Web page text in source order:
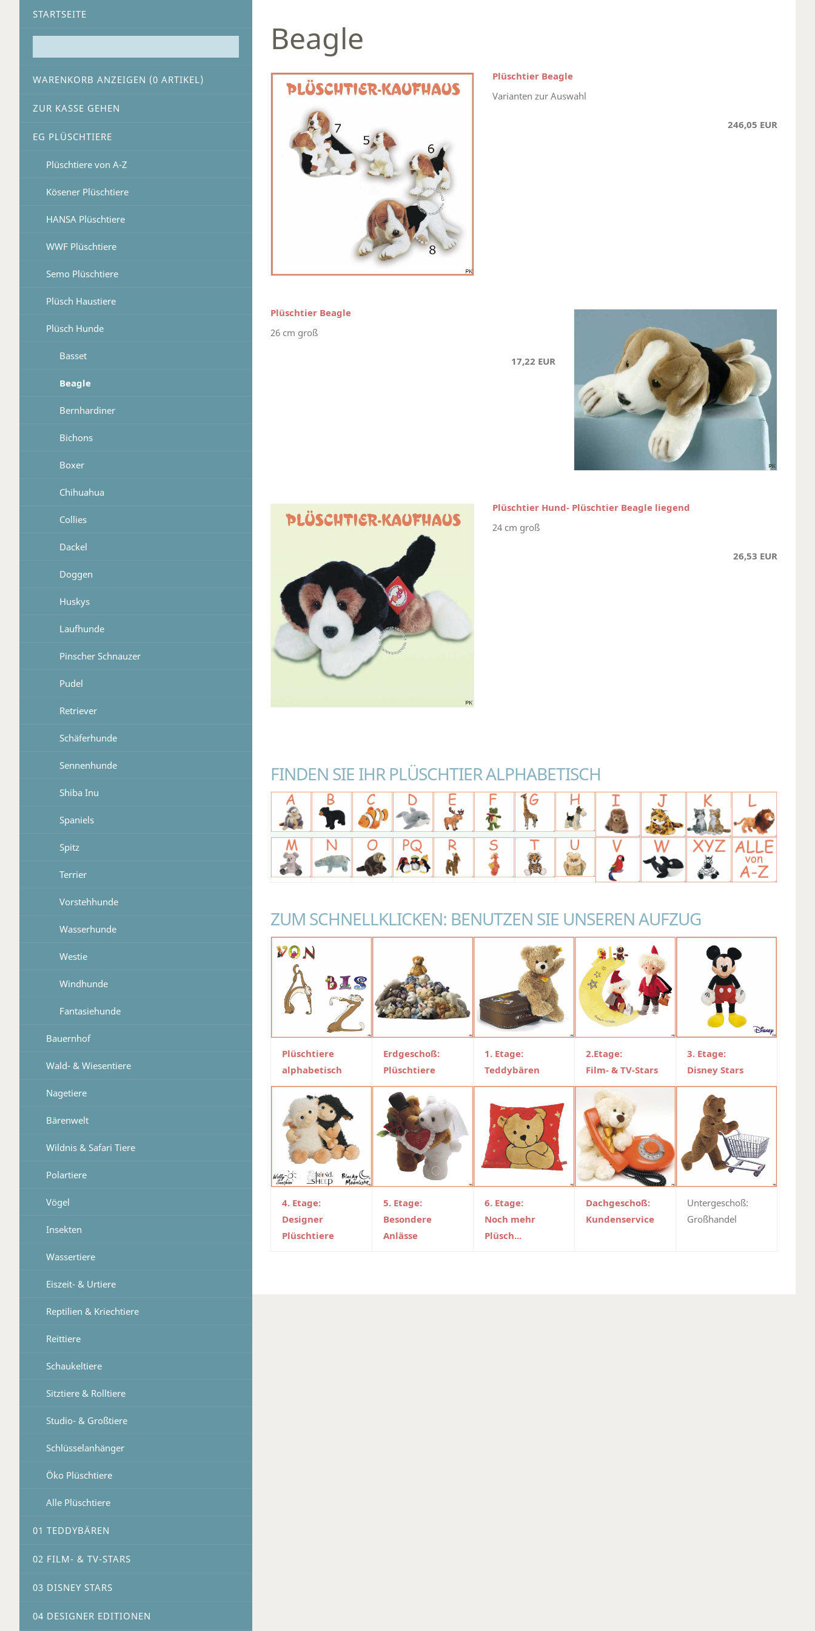
STARTSEITE
WARENKORB ANZEIGEN (0 ARTIKEL)
ZUR KASSE GEHEN
EG PLÜSCHTIERE
Plüschtiere von A-Z
Kösener Plüschtiere
HANSA Plüschtiere
WWF Plüschtiere
Semo Plüschtiere
Plüsch Haustiere
Plüsch Hunde
Basset
Beagle
Bernhardiner
Bichons
Boxer
Chihuahua
Collies
Dackel
Doggen
Huskys
Laufhunde
Pinscher Schnauzer
Pudel
Retriever
Schäferhunde
Sennenhunde
Shiba Inu
Spaniels
Spitz
Terrier
Vorstehhunde
Wasserhunde
Westie
Windhunde
Fantasiehunde
Bauernhof
Wald- & Wiesentiere
Nagetiere
Bärenwelt
Wildnis & Safari Tiere
Polartiere
Vögel
Insekten
Wassertiere
Eiszeit- & Urtiere
Reptilien & Kriechtiere
Reittiere
Schaukeltiere
Sitztiere & Rolltiere
Studio- & Großtiere
Schlüsselanhänger
Öko Plüschtiere
Alle Plüschtiere
01 TEDDYBÄREN
02 FILM- & TV-STARS
03 DISNEY STARS
04 DESIGNER EDITIONEN
Beagle
Plüschtier Beagle
Varianten zur Auswahl
246,05 EUR
Plüschtier Beagle
26 cm groß
17,22 EUR
Plüschtier Hund- Plüschtier Beagle liegend
24 cm groß
26,53 EUR
FINDEN SIE IHR PLÜSCHTIER ALPHABETISCH
ZUM SCHNELLKLICKEN: BENUTZEN SIE UNSEREN AUFZUG
Plüschtiere
alphabetisch
Erdgeschoß:
Plüschtiere
1. Etage:
Teddybären
2.Etage:
Film- & TV-Stars
3. Etage:
Disney Stars
4. Etage:
Designer
Plüschtiere
5. Etage:
Besondere
Anlässe
6. Etage:
Noch mehr
Plüsch...
Dachgeschoß:
Kundenservice
Untergeschoß:
Großhandel